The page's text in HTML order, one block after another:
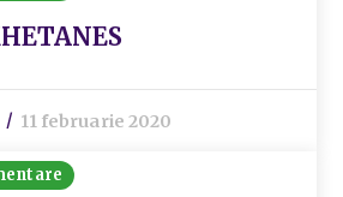
11 februarie 2020